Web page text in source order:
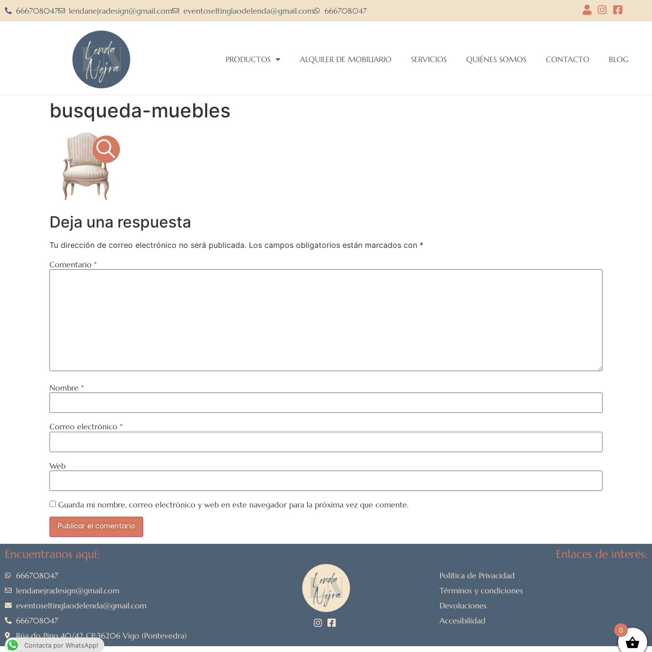
666708047 lendanejradesign@gmail.com eventoseltinglaodelenda@gmail.com 666708047
PRODUCTOS ALQUILER DE MOBILIARIO SERVICIOS QUIÉNES SOMOS CONTACTO BLOG
busqueda-muebles
Deja una respuesta
Tu dirección de correo electrónico no será publicada. Los campos obligatorios están marcados con *
Comentario *
Nombre *
Correo electrónico *
Web
Guarda mi nombre, correo electrónico y web en este navegador para la próxima vez que comente.
Encuentranos aquí:
666708047
lendanejradesign@gmail.com
eventoseltinglaodelenda@gmail.com
666708047
Rúa do Pino 40/42 CP:36206 Vigo (Pontevedra)
Enlaces de interés:
Política de Privacidad
Términos y condiciones
Devoluciones
Accesibilidad
0
Contacta por WhatsApp!